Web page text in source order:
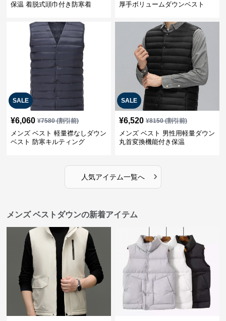
保温 着脱式頭巾付き防寒着
厚手ボリュームダウンベスト
SALE
¥6,060 ¥7580(割引前)
メンズ ベスト 軽量襟なしダウン
ベスト 防寒キルティング
SALE
¥6,520 ¥8150(割引前)
メンズ ベスト 男性用軽量ダウン
丸首変換機能付き保温
人気アイテム一覧へ ›
メンズ ベストダウンの新着アイテム